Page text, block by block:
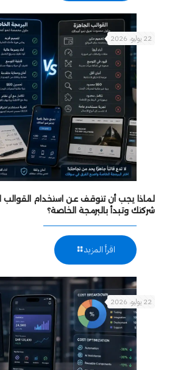
22 يوليو، 2026
لماذا يجب أن تتوقف عن استخدام القوالب
شركتك وتبدأ بالبرمجة الخاصة؟
اقرأ المزيد
22 يوليو، 2026